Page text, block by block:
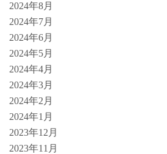
2024年8月
2024年7月
2024年6月
2024年5月
2024年4月
2024年3月
2024年2月
2024年1月
2023年12月
2023年11月